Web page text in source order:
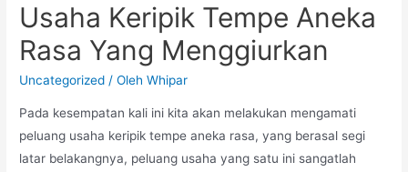
Usaha Keripik Tempe Aneka
Rasa Yang Menggiurkan
Uncategorized / OlehWhipar
Pada kesempatan kali ini kita akan melakukan mengamati
peluang usaha keripik tempe aneka rasa, yang berasal segi
latar belakangnya, peluang usaha yang satu ini sangatlah